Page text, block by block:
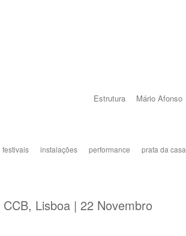
Estrutura Mário Afonso
festivais instalações performance prata da casa
Lisboa | 22 Novembro